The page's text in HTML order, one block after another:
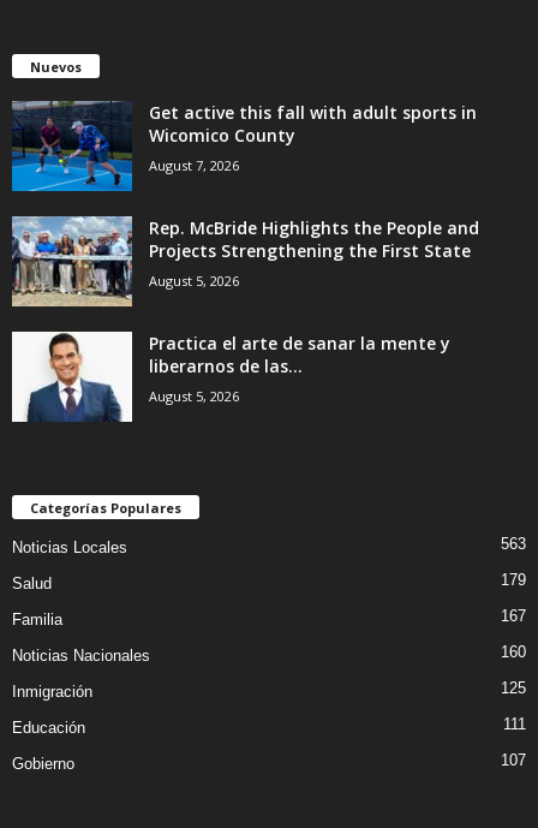
Nuevos
Get active this fall with adult sports in
Wicomico County
August 7, 2026
Rep. McBride Highlights the People and
Projects Strengthening the First State
August 5, 2026
Practica el arte de sanar la mente y
liberarnos de las...
August 5, 2026
Categorías Populares
Noticias Locales 563
Salud 179
Familia 167
Noticias Nacionales 160
Inmigración 125
Educación 111
Gobierno 107